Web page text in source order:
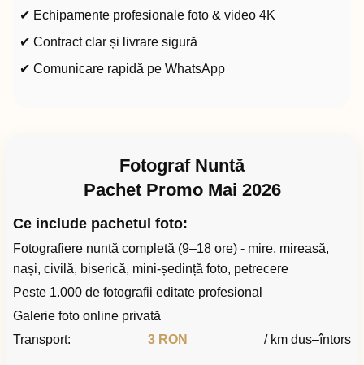
✔ Echipamente profesionale foto & video 4K
✔ Contract clar și livrare sigură
✔ Comunicare rapidă pe WhatsApp
Fotograf Nuntă
Pachet Promo Mai 2026
Ce include pachetul foto:
Fotografiere nuntă completă (9–18 ore) - mire, mireasă,
nași, civilă, biserică, mini-ședință foto, petrecere
Peste 1.000 de fotografii editate profesional
Galerie foto online privată
Transport:
3 RON / km dus–întors